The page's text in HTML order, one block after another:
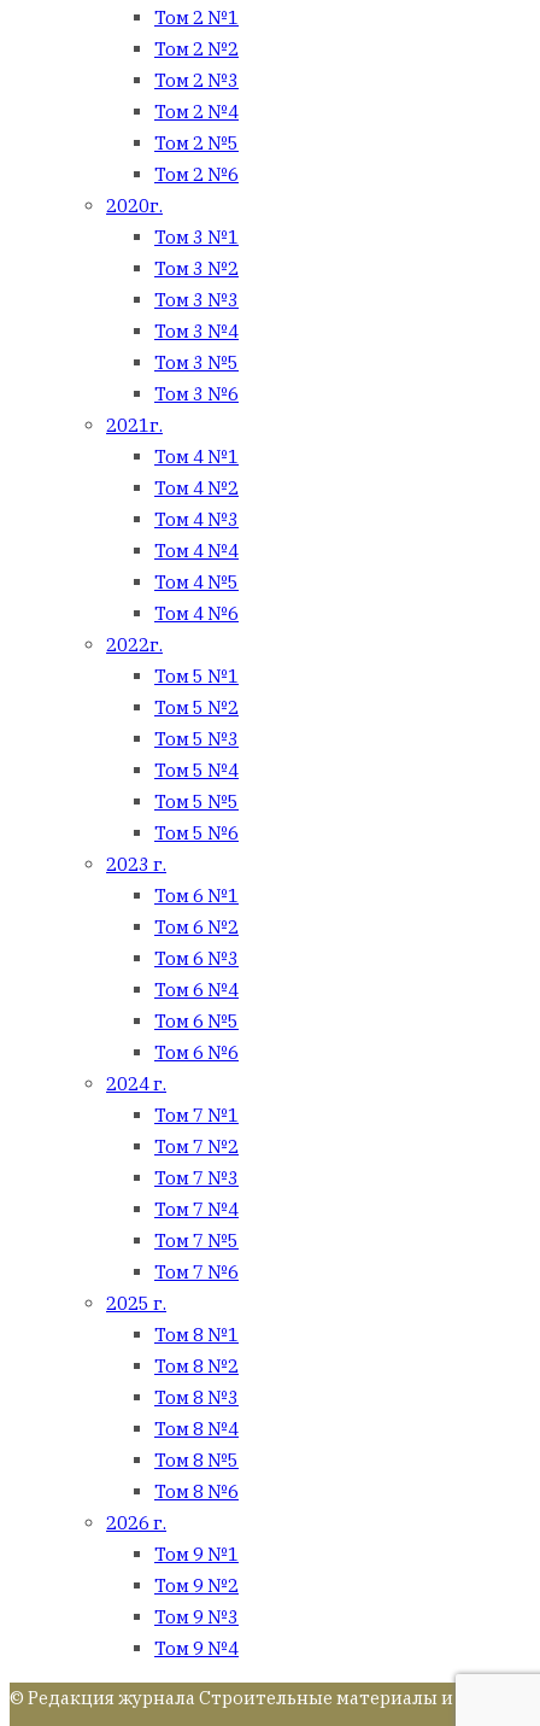
Том 2 №1
Том 2 №2
Том 2 №3
Том 2 №4
Том 2 №5
Том 2 №6
2020г.
Том 3 №1
Том 3 №2
Том 3 №3
Том 3 №4
Том 3 №5
Том 3 №6
2021г.
Том 4 №1
Том 4 №2
Том 4 №3
Том 4 №4
Том 4 №5
Том 4 №6
2022г.
Том 5 №1
Том 5 №2
Том 5 №3
Том 5 №4
Том 5 №5
Том 5 №6
2023 г.
Том 6 №1
Том 6 №2
Том 6 №3
Том 6 №4
Том 6 №5
Том 6 №6
2024 г.
Том 7 №1
Том 7 №2
Том 7 №3
Том 7 №4
Том 7 №5
Том 7 №6
2025 г.
Том 8 №1
Том 8 №2
Том 8 №3
Том 8 №4
Том 8 №5
Том 8 №6
2026 г.
Том 9 №1
Том 9 №2
Том 9 №3
Том 9 №4
© Редакция журнала Строительные материалы и